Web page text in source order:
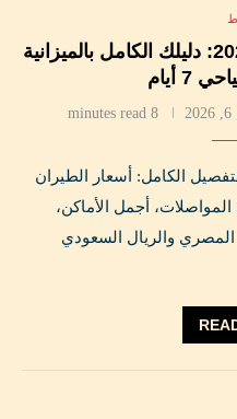
تكلفة السفر إلى نيوزيلاندا 2026: دليلك الكامل بالميزانية
7 أيام
8 minutes read
السفر إلى نيوزيلاندا 2026 بالتفصيل الكامل: أسعار الطيران
المواصلات، أجمل الأماكن،
7 أيام بالجنيه المصري والريال السعودي